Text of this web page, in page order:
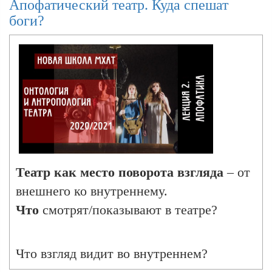
Ироническая онтология. Гипербола,
антифраза, гипербат.
Θεάομαι - to view
from Proto-Indo-European *dʰeh
θαῦμα (thaûma) for more.
Perhaps from Proto-Indo-European*dʰeh
(thêbos), θήγεια (thḗgeia)), extension of
Апофатический театр. Куда спешат
боги?
Театр как место поворота взгляда – от
внешнего ко внутреннему.
Что смотрят/показывают в театре?
Что взгляд видит во внутреннем?